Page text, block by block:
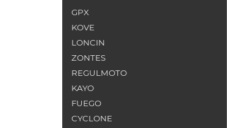
GPX
KOVE
LONCIN
ZONTES
REGULMOTO
KAYO
FUEGO
CYCLONE